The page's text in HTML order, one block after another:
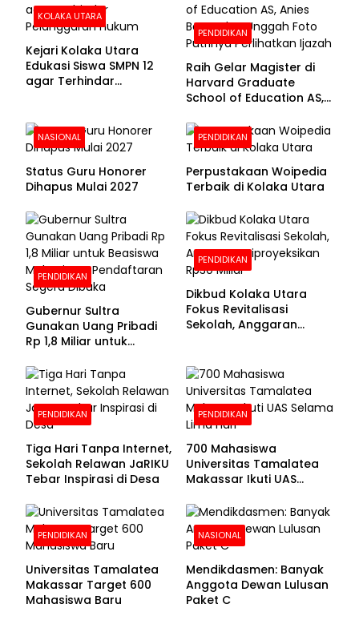
KOLAKA UTARA
Kejari Kolaka Utara
Edukasi Siswa SMPN 12
agar Terhindar
PENDIDIKAN
Raih Gelar Magister di
Harvard Graduate
School of Education AS,
Foto Putrinya Perlihatkan
Ijazah
NASIONAL
Status Guru Honorer
Dihapus Mulai 2027
PENDIDIKAN
Perpustakaan Woipedia
Terbaik di Kolaka Utara
PENDIDIKAN
Gubernur Sultra
Gunakan Uang Pribadi
Rp 1,8 Miliar untuk
Pendaftaran Segera
Dibuka
PENDIDIKAN
Dikbud Kolaka Utara
Fokus Revitalisasi
Sekolah, Anggaran
PENDIDIKAN
Tiga Hari Tanpa Internet,
Sekolah Relawan JaRIKU
Tebar Inspirasi di Desa
PENDIDIKAN
700 Mahasiswa
Universitas Tamalatea
Makassar Ikuti UAS
PENDIDIKAN
Universitas Tamalatea
Makassar Target 600
Mahasiswa Baru
NASIONAL
Mendikdasmen: Banyak
Anggota Dewan Lulusan
Paket C